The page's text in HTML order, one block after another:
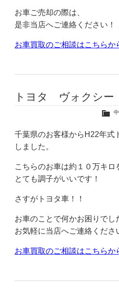
お車ご売却の際は、
是非当店へご連絡ください！
お車買取のご相談はこちらか
トヨタ ヴォクシ
千葉県のお客様からH22年式
しました。
こちらのお車は約１０万キロ
とても調子がいいです！
さすがトヨタ車！！
お車のことで何かお困りでし
お気軽に当店へご連絡くださ
お車買取のご相談はこちらか